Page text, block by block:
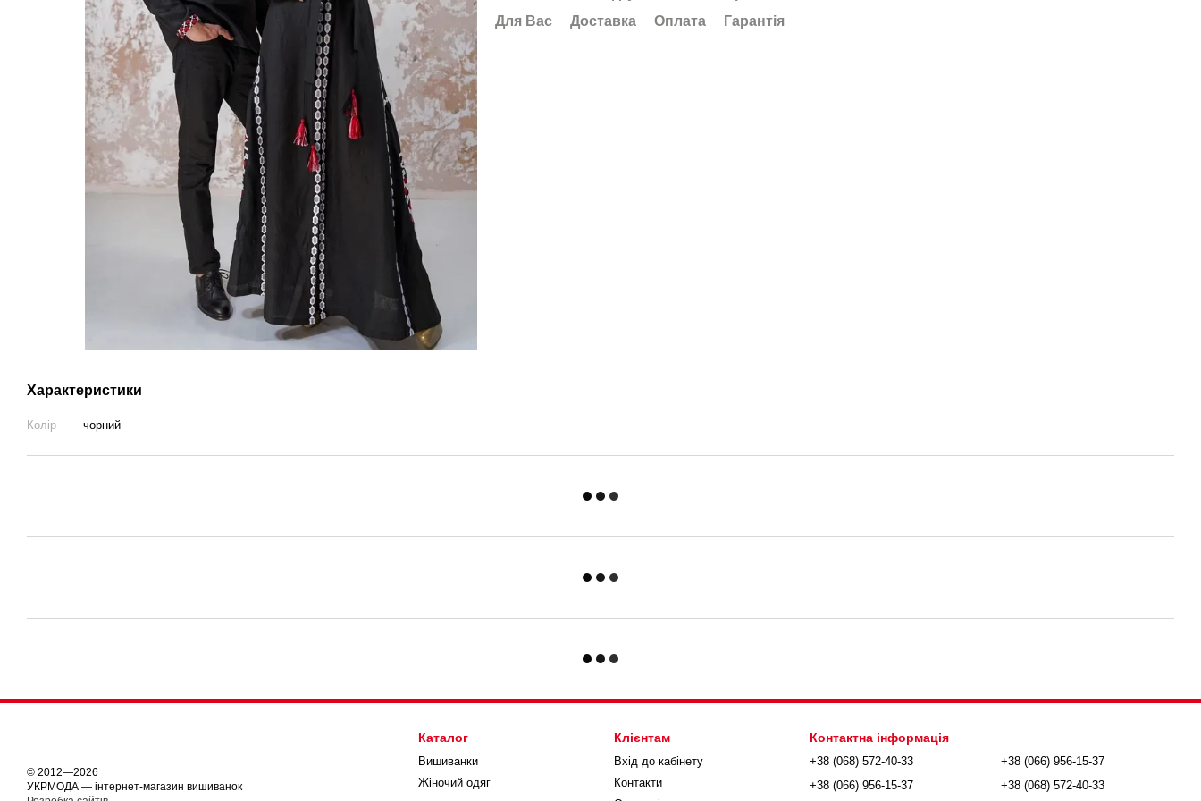
Характеристики
Колір чорний
Для Вас
Доставка Оплата Гарантія
© 2012—2026
УКРМОДА — інтернет-магазин вишиванок
Каталог
Вишиванки
Жіночий одяг
Клієнтам
Вхід до кабінету
Контакти
Контактна інформація
+38 (068) 572-40-33
+38 (066) 956-15-37
+38 (066) 956-15-37
+38 (068) 572-40-33